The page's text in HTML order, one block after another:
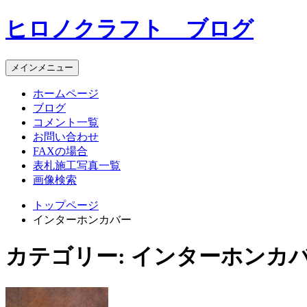
コ
ン
ン
ツ
ヒロノクラフト ブログ
メインメニュー
ホームページ
ブログ
コメント一覧
お問い合わせ
FAXの場合
表札施工写真一覧
画像検索
トップページ
インターホンカバー
カテゴリー: インターホンカ